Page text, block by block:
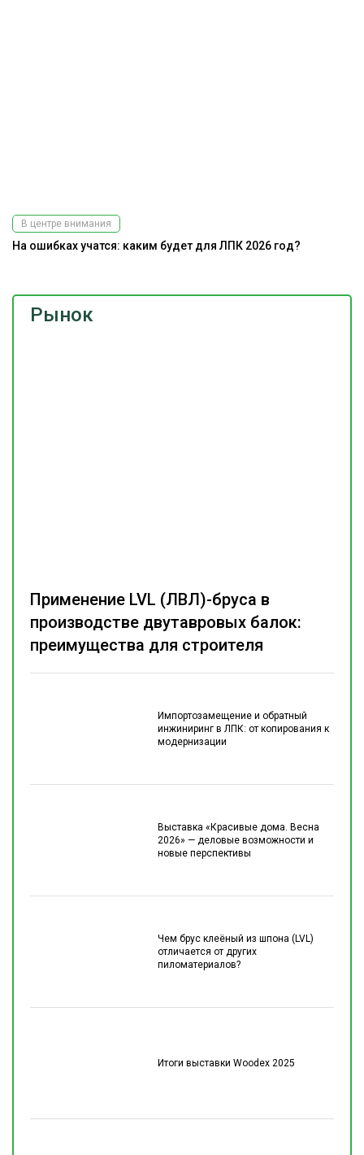
Рынок
Импортозамещение и обратный
инжиниринг в ЛПК: от копирования к
модернизации
Выставка «Красивые дома. Весна
2026» — деловые возможности и
новые перспективы
Чем брус клеёный из шпона (LVL)
отличается от других
пиломатериалов?
Итоги выставки Woodex 2025
Применение LVL (ЛВЛ)-бруса в
производстве двутавровых балок:
преимущества для строителя
В центре внимания
На ошибках учатся: каким будет для ЛПК 2026 год?